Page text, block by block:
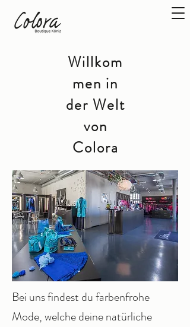
Willkom
men in
der Welt
von
Colora
Bei uns findest du farbenfrohe
Mode, welche deine natürliche